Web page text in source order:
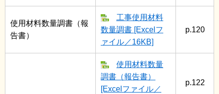
使用材料数量調書（報
告書）
工事使用材料
数量調書 [Excelフ
ァイル／16KB]
p.120
使用材料数量
調書（報告書）
[Excelファイル／
p.122